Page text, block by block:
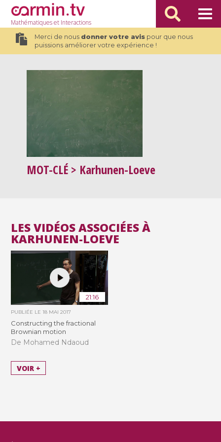
Mathématiqueset Interactions
Merci de nous donner votre avispour que nous
puissions améliorer votre expérience !
MOT-CLÉ > Karhunen-Loeve
LES VIDÉOS ASSOCIÉES À
KARHUNEN-LOEVE
21:16
PUBLIÉE LE18 MAI 2017
Constructing the fractional
Brownian motion
De Mohamed Ndaoud
VOIR +